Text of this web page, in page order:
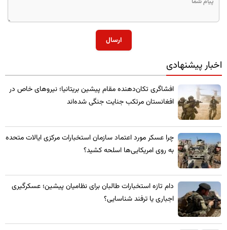
ارسال
اخبار پیشنهادی
​افشاگری تکان‌دهنده مقام پیشین بریتانیا؛ نیروهای خاص در
افغانستان مرتکب جنایت جنگی شده‌اند
چرا عسکر مورد اعتماد سازمان استخبارات مرکزی ایالات متحده
به روی امریکایی‌ها اسلحه کشید؟
​دام تازه استخبارات طالبان برای نظامیان پیشین؛ عسکرگیری
اجباری یا ترفند شناسایی؟